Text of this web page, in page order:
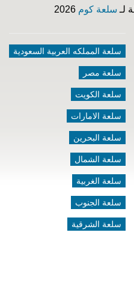
لـ سلعة كوم
سلعة المملكه العربية السعودية
سلعة مصر
سلعة الكويت
سلعة الامارات
سلعة البحرين
سلعة الشمال
سلعة الغربية
سلعة الجنوب
سلعة الشرقية